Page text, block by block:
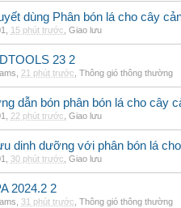
dùng Phân bón lá cho cây
15 phút trước Giao lưu
23 2
21 phút trước Thông gió thông thường
dẫn bón phân bón lá cho cây
22 phút trước Giao lưu
dinh dưỡng với phân bón lá
30 phút trước Giao lưu
2024.2 2
31 phút trước Thông gió thông thường